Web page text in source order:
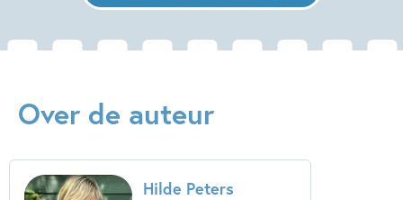
Over de auteur
Hilde Peters